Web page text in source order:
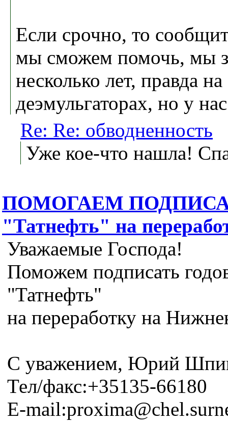
Если срочно, то
мы сможем помочь, мы
несколько лет, правда
деэмульгаторах, но у
Re: Re: обводненность
Уже кое-что нашла!
ПОМОГАЕМ
"Татнефть" на
Уважаемые Господа!
Поможем подписать
"Татнефть"
на переработку на
С уважением, Юрий
Тел/факс:+35135-66180
E-